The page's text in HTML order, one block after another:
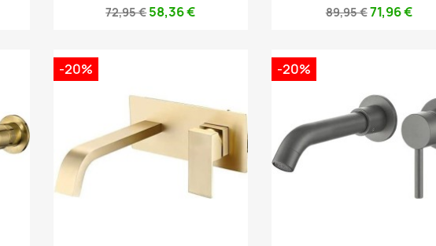
72,95 €58,36 €
89,95 €71,96 €
-20% -20%